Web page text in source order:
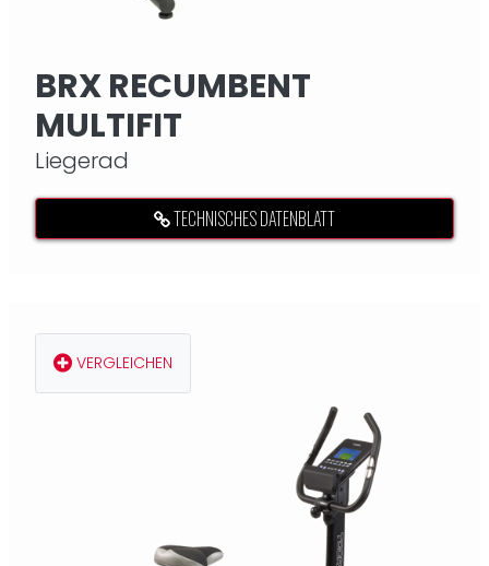
BRX RECUMBENT
MULTIFIT
Liegerad
TECHNISCHES DATENBLATT
VERGLEICHEN